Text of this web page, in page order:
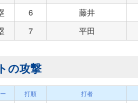
6
藤井
7 平田
の攻撃
打順 打者